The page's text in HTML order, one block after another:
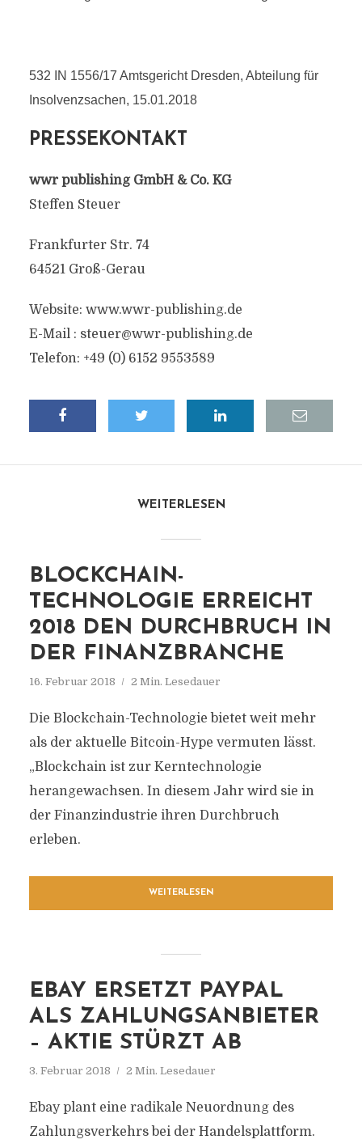
532 IN 1556/17 Amtsgericht Dresden, Abteilung für
Insolvenzsachen, 15.01.2018
PRESSEKONTAKT
wwr publishing GmbH & Co. KG
Steffen Steuer
Frankfurter Str. 74
64521 Groß-Gerau
Website: www.wwr-publishing.de
E-Mail : steuer@wwr-publishing.de
Telefon: +49 (0) 6152 9553589
WEITERLESEN
BLOCKCHAIN-
TECHNOLOGIE ERREICHT
2018 DEN DURCHBRUCH IN
DER FINANZBRANCHE
16. Februar 2018 2 Min. Lesedauer
Die Blockchain-Technologie bietet weit mehr
als der aktuelle Bitcoin-Hype vermuten lässt.
„Blockchain ist zur Kerntechnologie
herangewachsen. In diesem Jahr wird sie in
der Finanzindustrie ihren Durchbruch
erleben.
WEITERLESEN
EBAY ERSETZT PAYPAL
ALS ZAHLUNGSANBIETER
– AKTIE STÜRZT AB
3. Februar 2018 2 Min. Lesedauer
Ebay plant eine radikale Neuordnung des
Zahlungsverkehrs bei der Handelsplattform.